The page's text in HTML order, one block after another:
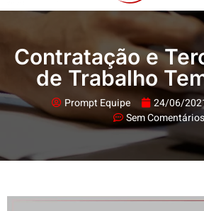
Contratação e
de Trabalho
Prompt Equipe 24/06/
Sem Comentários